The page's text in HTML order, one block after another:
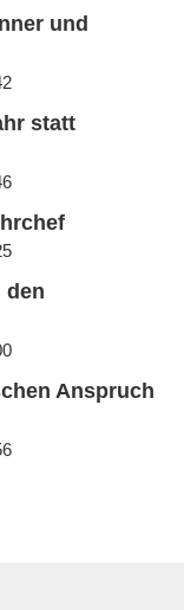
und
statt
den
Anspruch